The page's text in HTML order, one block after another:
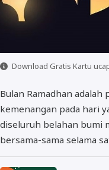
Download Gratis Kartu
Bulan Ramadhan
kemenangan pada hari
diseluruh belahan bumi
bersama-sama selama